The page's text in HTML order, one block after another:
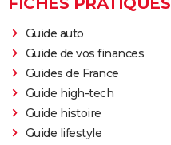
Guide auto
Guide de vos finances
Guides de France
Guide high-tech
Guide histoire
Guide lifestyle